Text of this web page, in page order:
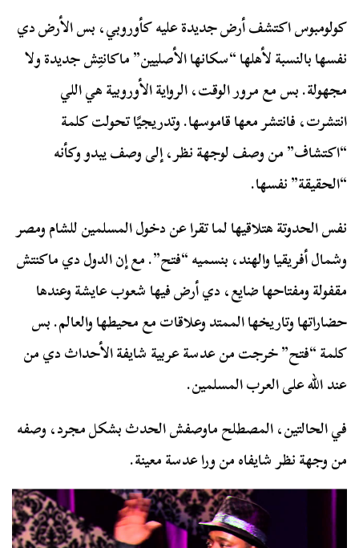
كولومبوس اكتشف أرض جديدة عليه كأوروبي، بس الأرض دي
نفسها بالنسبة لأهلها “سكانها الأصليين” ماكانتِش جديدة ولا
مجهولة. بس مع مرور الوقت، الرواية الأوروبية هي اللي
انتشرت، فانتشر معها قاموسها. وتدريجيًا تحولت كلمة
“اكتشاف” من وصف لوجهة نظر، إلى وصف يبدو وكأنه
“الحقيقة” نفسها.
نفس الحدوتة هتلاقيها لما تقرا عن دخول المسلمين للشام ومصر
وشمال أفريقيا والهند، بنسميه “فتح”. مع إن الدول دي ماكنتش
مقفولة ومفتاحها ضايع، دي أرض فيها شعوب عايشة وعندها
حضاراتها وتاريخها الممتد وعلاقات مع محيطها والعالم. بس
كلمة “فتح” خرجت من عدسة عربية شايفة الأحداث دي من
عند الله على العرب المسلمين.
في الحالتين، المصطلح ماوصفش الحدث بشكل مجرد، وصفه
من وجهة نظر شايفاه من ورا عدسة معينة.